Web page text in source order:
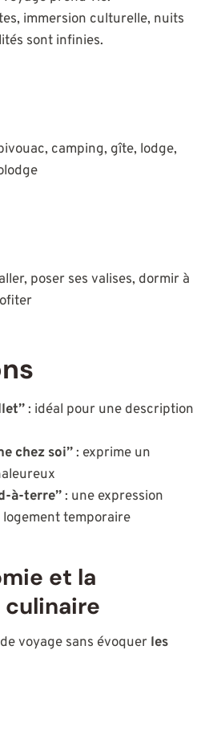
immersion culturelle, nuits
sont infinies.
camping, gîte, lodge,
poser ses valises, dormir à
: idéal pour une description
chez soi”: exprime un
à-terre”: une expression
temporaire
et la
voyage sans évoquer les